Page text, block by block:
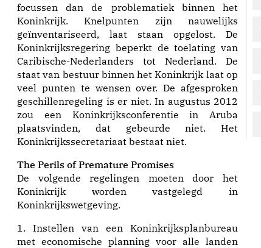
focussen dan de problematiek binnen het
Koninkrijk. Knelpunten zijn nauwelijks
geïnventariseerd, laat staan opgelost. De
Koninkrijksregering beperkt de toelating van
Caribische-Nederlanders tot Nederland. De
staat van bestuur binnen het Koninkrijk laat op
veel punten te wensen over. De afgesproken
geschillenregeling is er niet. In augustus 2012
zou een Koninkrijksconferentie in Aruba
plaatsvinden, dat gebeurde niet. Het
Koninkrijkssecretariaat bestaat niet.
The Perils of Premature Promises
De volgende regelingen moeten door het
Koninkrijk worden vastgelegd in
Koninkrijkswetgeving.
1. Instellen van een Koninkrijksplanbureau
met economische planning voor alle landen